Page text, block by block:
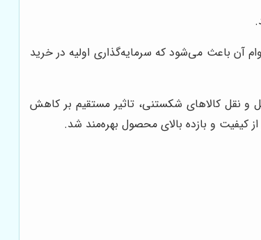
آن باعث می‌شود که سرمایه‌گذاری اولیه در خرید
و نقل کالاهای شکستنی، تاثیر مستقیم بر کاهش
کیفیت و بازده بالای محصول بهره‌مند شد.